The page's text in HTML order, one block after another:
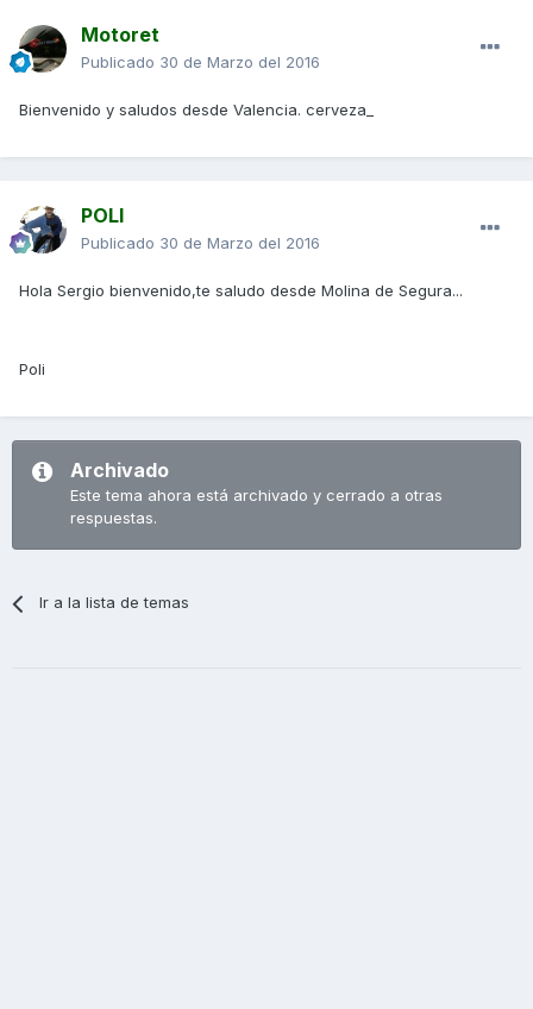
Motoret
Publicado 30 de Marzo del 2016
Bienvenido y saludos desde Valencia. cerveza_
POLI
Publicado 30 de Marzo del 2016
Hola Sergio bienvenido,te saludo desde Molina de Segura...
Poli
Archivado
Este tema ahora está archivado y cerrado a otras
respuestas.
Ir a la lista de temas